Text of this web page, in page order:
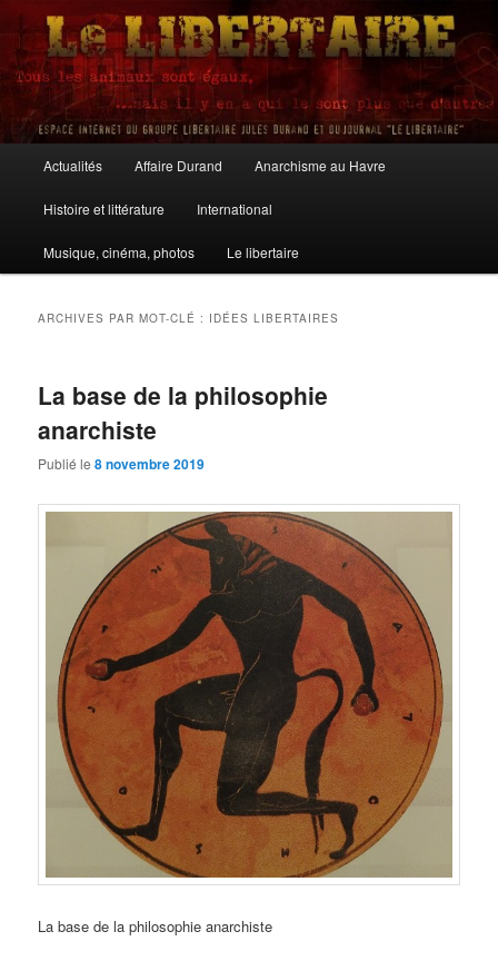
Aller
contenu
principal
Aller
contenu
secondaire
Le Libertaire
principal
Actualités Affaire Durand Anarchisme au Havre
Histoire et littérature International
Musique, cinéma, photos Le libertaire
ARCHIVES PAR MOT-CLÉ : IDÉES LIBERTAIRES
La base de la philosophie
anarchiste
Publié le8 novembre 2019
La base de la philosophie anarchiste